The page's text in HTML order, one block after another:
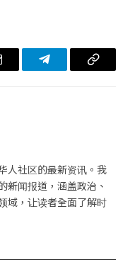
Telegram复
人社区的最新资讯。我
新闻报道，涵盖政治、
域，让读者全面了解时